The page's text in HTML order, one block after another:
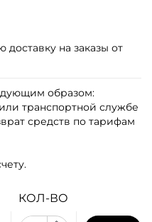
на заказы от
образом:
транспортной службе
средств по тарифам
КОЛ-ВО